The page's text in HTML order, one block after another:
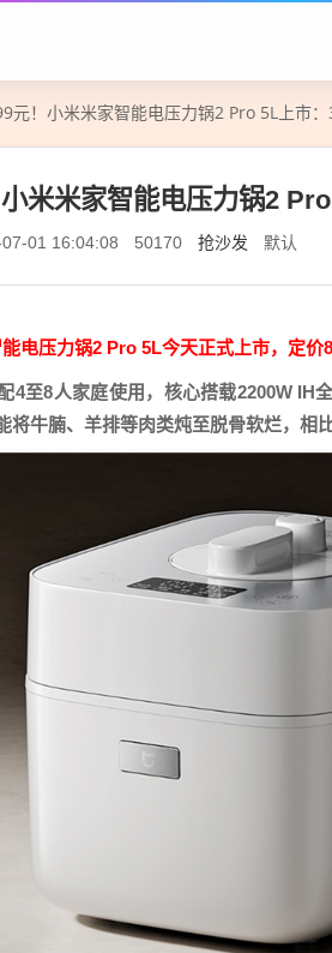
元！小米米家智能电压力锅2 Pro 5L上市
米米家智能电压力锅2
01 16:04:08 50170 抢沙发 默认
电压力锅2 Pro 5L今天正式上市，定价
4至8人家庭使用，核心搭载2200W IH
牛腩、羊排等肉类炖至脱骨软烂，相